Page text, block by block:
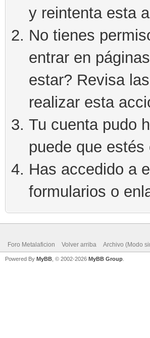
y reintenta esta
No tienes
entrar en
estar? Revisa
realizar esta
Tu cuenta pudo
puede que
Has accedido a
formularios o
Foro Metalaficion Volver arriba Archivo (Modo
Powered By MyBB , © 2002-2026 MyBB Group